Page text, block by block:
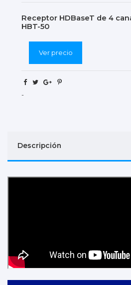
Receptor HDBaseT de 4
HBT-50
Ver precio
-
Descripción